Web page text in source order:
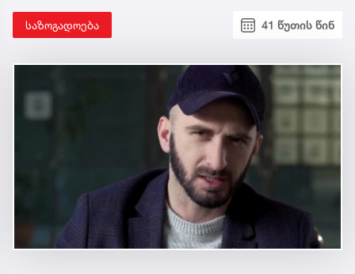
საზოგადოება 41 წუთის წინ